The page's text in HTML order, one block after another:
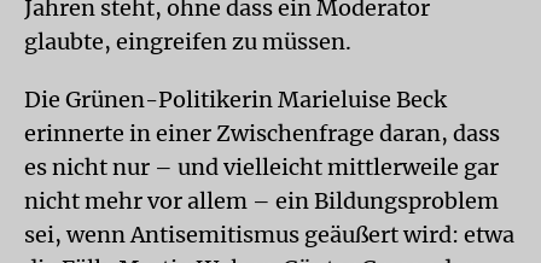
Jahren steht, ohne dass ein Moderator
glaubte, eingreifen zu müssen.
Die Grünen-Politikerin Marieluise Beck
erinnerte in einer Zwischenfrage daran, dass
es nicht nur – und vielleicht mittlerweile gar
nicht mehr vor allem – ein Bildungsproblem
sei, wenn Antisemitismus geäußert wird: etwa